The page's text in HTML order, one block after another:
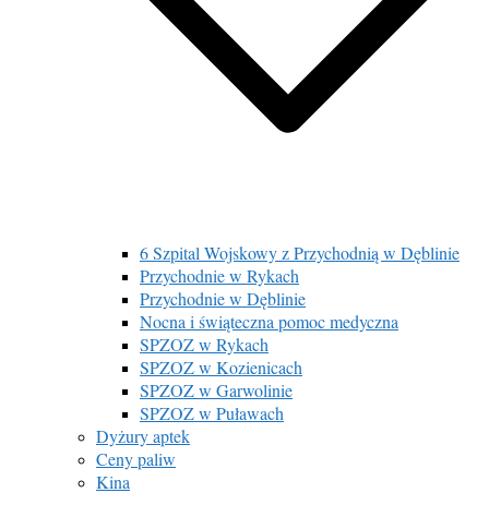
6 Szpital Wojskowy z Przychodnią w Dęblinie
Przychodnie w Rykach
Przychodnie w Dęblinie
Nocna i świąteczna pomoc medyczna
SPZOZ w Rykach
SPZOZ w Kozienicach
SPZOZ w Garwolinie
SPZOZ w Puławach
Dyżury aptek
Ceny paliw
Kina